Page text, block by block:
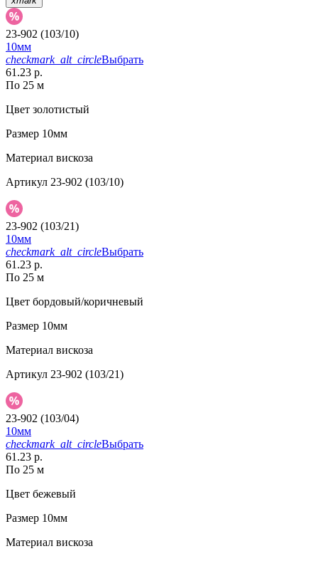
23-902 (103/10)
10мм
checkmark_alt_circleВыбрать
61.23 р.
По 25 м
Цвет золотистый
Размер 10мм
Материал вискоза
Артикул 23-902 (103/10)
23-902 (103/21)
10мм
checkmark_alt_circleВыбрать
61.23 р.
По 25 м
Цвет бордовый/коричневый
Размер 10мм
Материал вискоза
Артикул 23-902 (103/21)
23-902 (103/04)
10мм
checkmark_alt_circleВыбрать
61.23 р.
По 25 м
Цвет бежевый
Размер 10мм
Материал вискоза